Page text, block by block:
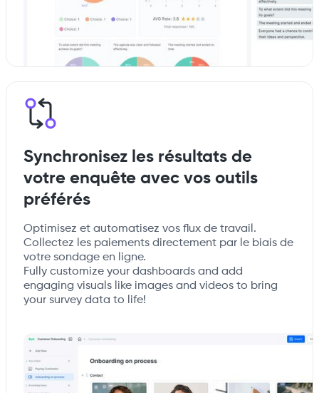
Synchronisez les résultats de
votre enquête avec vos outils
préférés
Optimisez et automatisez vos flux de travail.
Collectez les paiements directement par le biais de
votre sondage en ligne.
Fully customize your dashboards and add
engaging visuals like images and videos to bring
your survey data to life!